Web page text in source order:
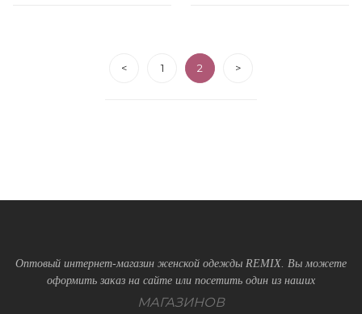
< 1 2 >
Оптовый интернет-магазин женской одежды REMIX. Вы можете
оформить заказ на сайте или посетить один из наших
МАГАЗИНОВ